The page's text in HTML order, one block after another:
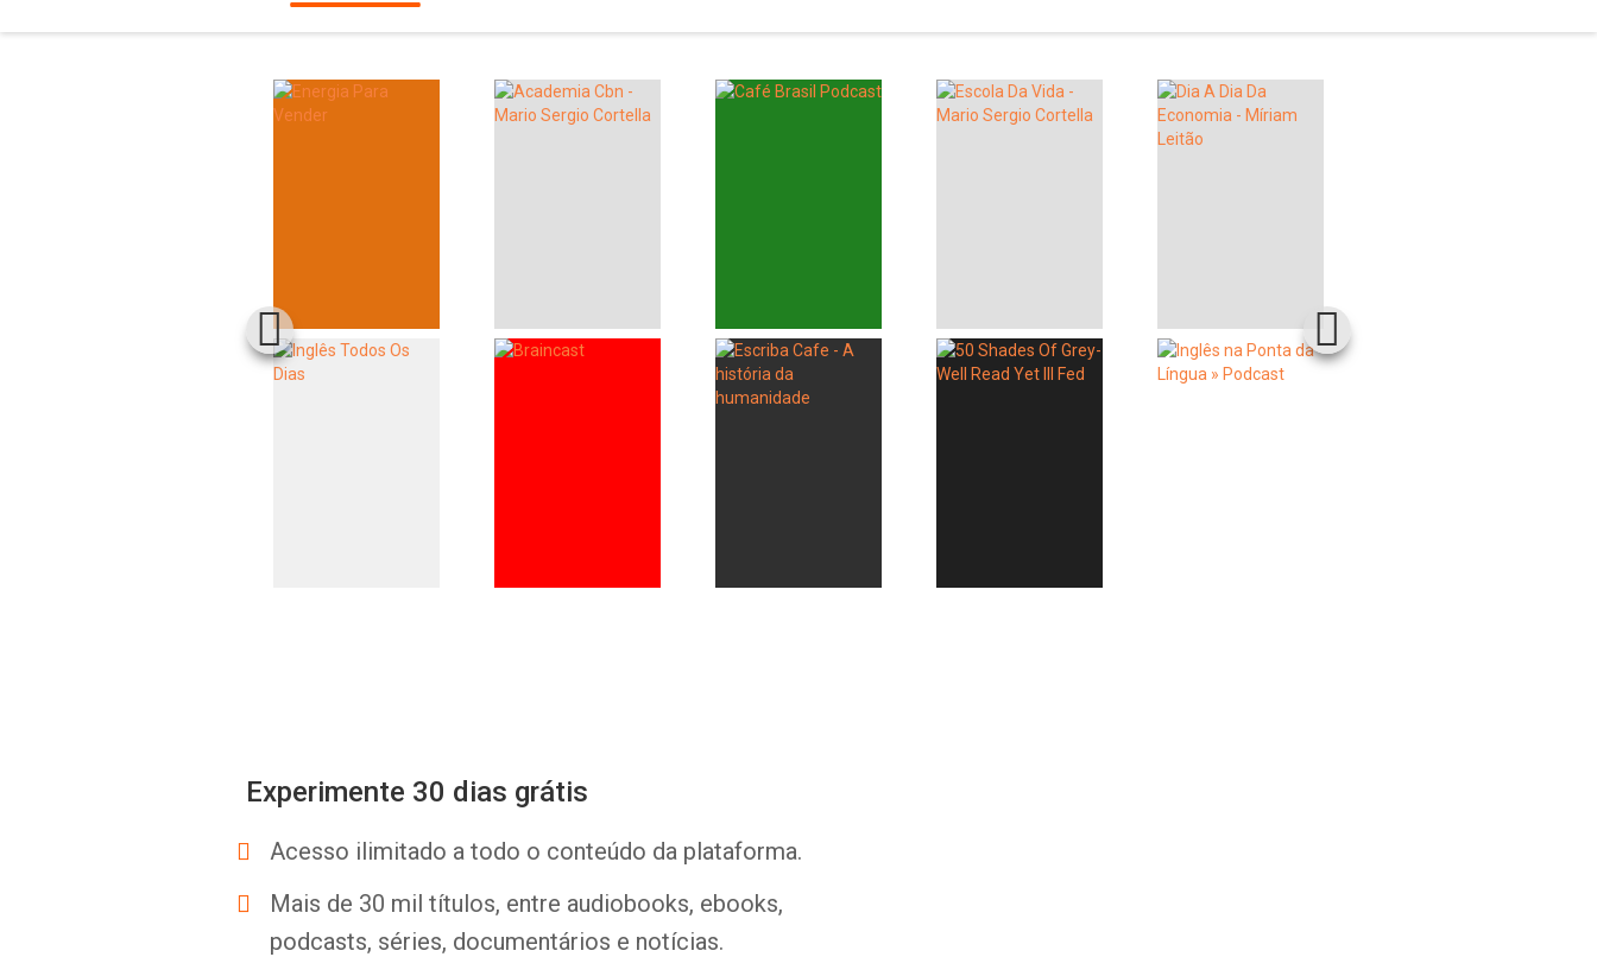
Experimente 30 dias grátis
Acesso ilimitado a todo o conteúdo da plataforma.
Mais de 30 mil títulos, entre audiobooks, ebooks,
podcasts, séries, documentários e notícias.